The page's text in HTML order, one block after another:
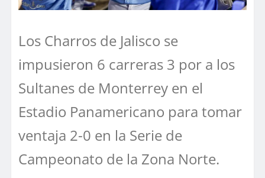
Los Charros de Jalisco se
impusieron 6 carreras 3 por a los
Sultanes de Monterrey en el
Estadio Panamericano para tomar
ventaja 2-0 en la Serie de
Campeonato de la Zona Norte.